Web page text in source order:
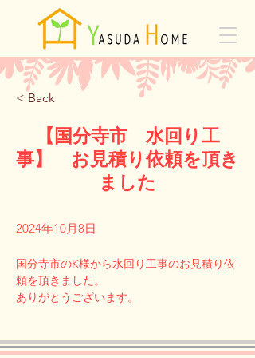
< Back
【国分寺市 水回り工
事】 お見積り依頼を頂き
ました
2024年10月8日
Previous
国分寺市のK様から水回り工事のお見積り依
頼を頂きました。
ありがとうございます。